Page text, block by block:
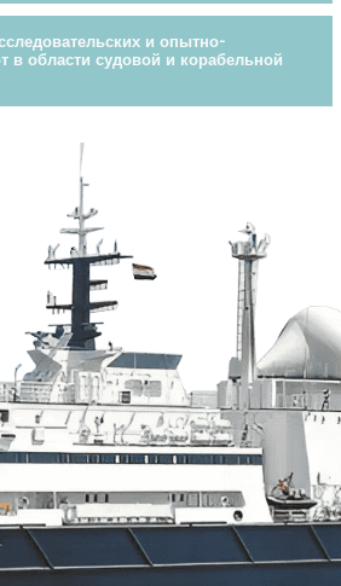
и опытно-
в области судовой и корабельной